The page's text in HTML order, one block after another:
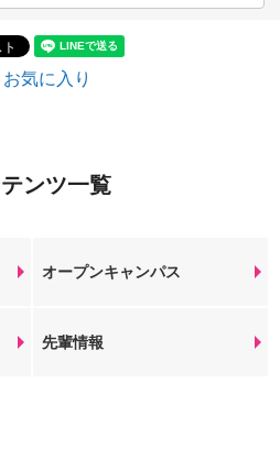
お気に入り
ンツ一覧
オープンキャンパス
先輩情報